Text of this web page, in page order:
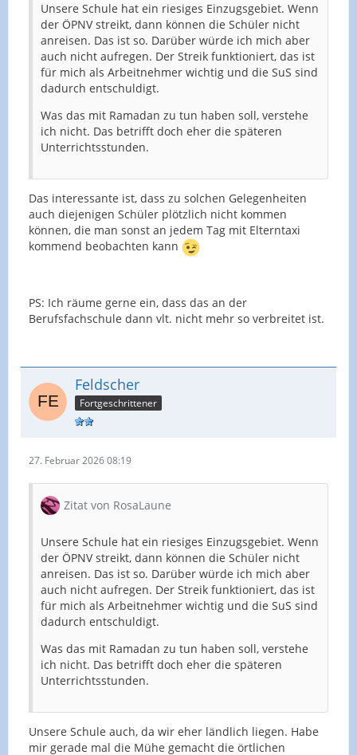
Unsere Schule hat ein riesiges Einzugsgebiet. Wenn
der ÖPNV streikt, dann können die Schüler nicht
anreisen. Das ist so. Darüber würde ich mich aber
auch nicht aufregen. Der Streik funktioniert, das ist
für mich als Arbeitnehmer wichtig und die SuS sind
dadurch entschuldigt.
Was das mit Ramadan zu tun haben soll, verstehe
ich nicht. Das betrifft doch eher die späteren
Unterrichtsstunden.
Das interessante ist, dass zu solchen Gelegenheiten
auch diejenigen Schüler plötzlich nicht kommen
können, die man sonst an jedem Tag mit Elterntaxi
kommend beobachten kann
PS: Ich räume gerne ein, dass das an der
Berufsfachschule dann vlt. nicht mehr so verbreitet ist.
Feldscher
Fortgeschrittener
27. Februar 2026 08:19
Zitat von RosaLaune
Unsere Schule hat ein riesiges Einzugsgebiet. Wenn
der ÖPNV streikt, dann können die Schüler nicht
anreisen. Das ist so. Darüber würde ich mich aber
auch nicht aufregen. Der Streik funktioniert, das ist
für mich als Arbeitnehmer wichtig und die SuS sind
dadurch entschuldigt.
Was das mit Ramadan zu tun haben soll, verstehe
ich nicht. Das betrifft doch eher die späteren
Unterrichtsstunden.
Unsere Schule auch, da wir eher ländlich liegen. Habe
mir gerade mal die Mühe gemacht die örtlichen